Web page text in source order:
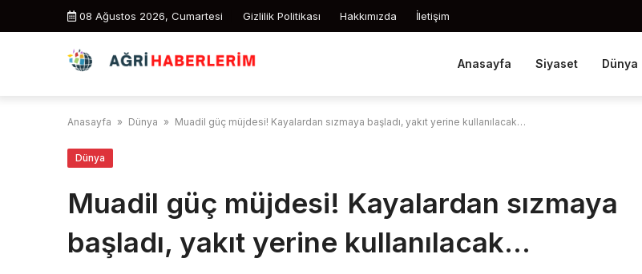
08 Ağustos 2026, Cumartesi Gizlilik Politikası Hakkımızda İletişim
Anasayfa Siyaset Dünya
Anasayfa » Dünya » Muadil güç müjdesi! Kayalardan sızmaya başladı, yakıt yerine kullanılacak…
Dünya
Muadil güç müjdesi! Kayalardan sızmaya
başladı, yakıt yerine kullanılacak…